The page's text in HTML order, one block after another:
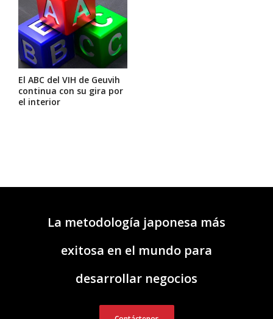
El ABC del VIH de Geuvih
continua con su gira por
el interior
La metodología japonesa más
exitosa en el mundo para
desarrollar negocios